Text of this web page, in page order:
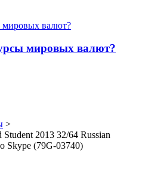
мировых валют?
>
2013 32/64 Russian
Skype (79G-03740)